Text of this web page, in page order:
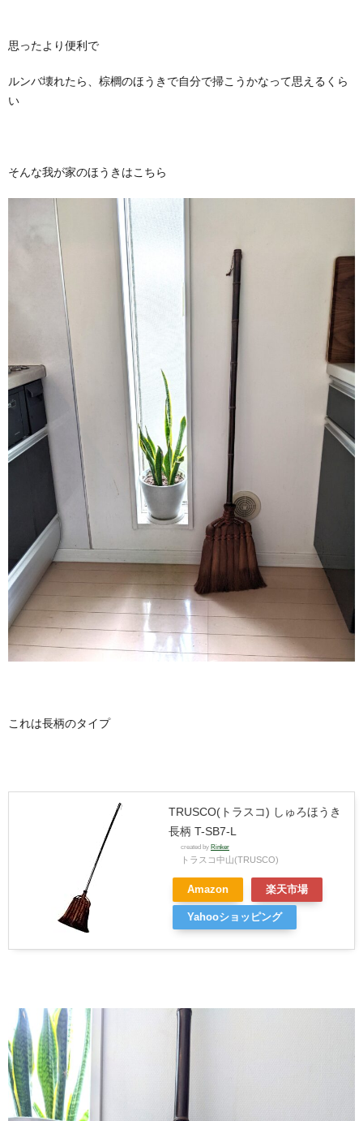
思ったより便利で
ルンバ壊れたら、棕櫚のほうきで自分で掃こうかなって思えるくら
い
そんな我が家のほうきはこちら
これは長柄のタイプ
TRUSCO(トラスコ) しゅろほうき
長柄 T-SB7-L
created byRinker
トラスコ中山(TRUSCO)
Amazon 楽天市場
Yahooショッピング